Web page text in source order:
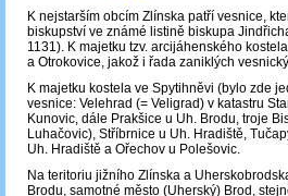
K nejstarším obcím Zlínska patří vesnice,
biskupství ve známé listině biskupa
1131). K majetku tzv. arcijáhenského
a Otrokovice, jakož i řada zaniklých
K majetku kostela ve Spytihněvi (bylo zde
vesnice: Velehrad (= Veligrad) v katastru
Kunovic, dále Prakšice u Uh. Brodu, troje
Luhačovic), Stříbrnice u Uh. Hradiště,
Uh. Hradiště a Ořechov u Polešovic.
Na teritoriu jižního Zlínska a
Brodu, samotné město (Uherský) Brod,